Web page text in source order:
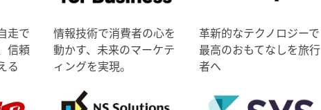
走で
信頼
る
情報技術で消費者の心を
動かす、未来のマーケテ
ィングを実現。
革新的なテクノロジーで
最高のおもてなしを旅行
者へ